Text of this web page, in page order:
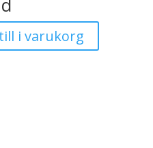
i varukorg